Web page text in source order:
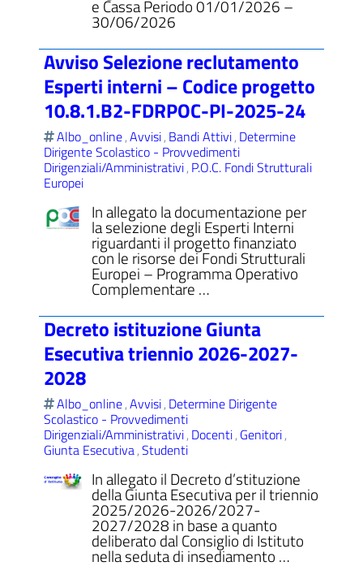
e Cassa Periodo 01/01/2026 –
30/06/2026
Avviso Selezione reclutamento
Esperti interni – Codice progetto
10.8.1.B2-FDRPOC-PI-2025-24
Albo_online,Avvisi, Bandi Attivi, Determine
Dirigente Scolastico - Provvedimenti
Dirigenziali/Amministrativi, P.O.C. Fondi Strutturali
Europei
In allegato la documentazione per
la selezione degli Esperti Interni
riguardanti il progetto finanziato
con le risorse dei Fondi Strutturali
Europei – Programma Operativo
Complementare …
Decreto istituzione Giunta
Esecutiva triennio 2026-2027-
2028
Albo_online,Avvisi, Determine Dirigente
Scolastico - Provvedimenti
Dirigenziali/Amministrativi, Docenti, Genitori,
Giunta Esecutiva,Studenti
In allegato il Decreto d’stituzione
della Giunta Esecutiva per il triennio
2025/2026-2026/2027-
2027/2028 in base a quanto
deliberato dal Consiglio di Istituto
nella seduta di insediamento …